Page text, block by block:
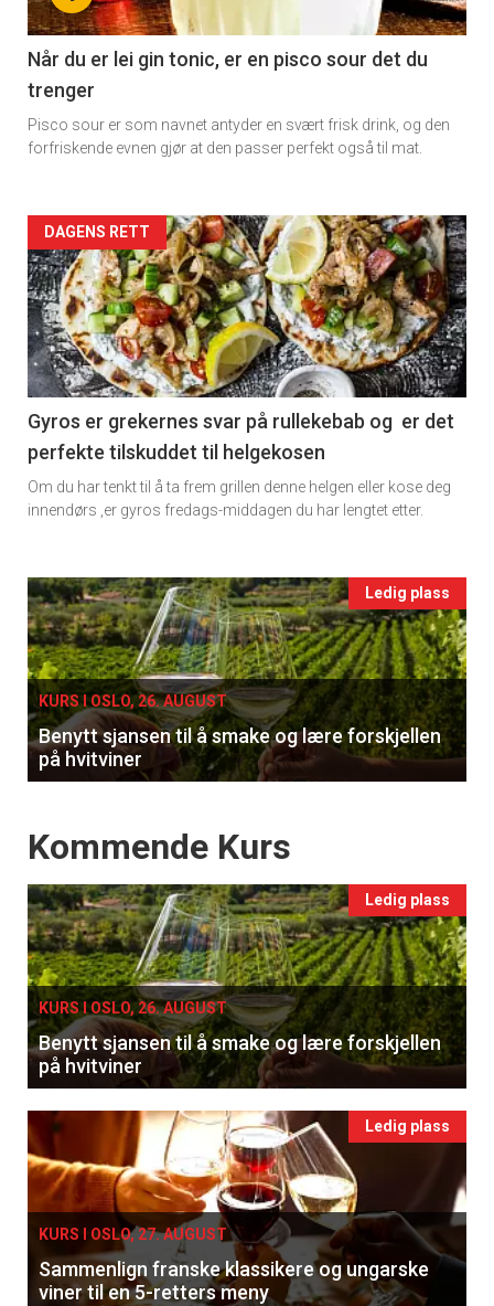
section
11
Dagens
rett
Når du er lei gin tonic, er en pisco sour det du
trenger
Pisco sour er som navnet antyder en svært frisk drink, og den
forfriskende evnen gjør at den passer perfekt også til mat.
Artikler
detail
-
section
11
Ukens
vin
DAGENS RETT
Gyros er grekernes svar på rullekebab og er det
perfekte tilskuddet til helgekosen
Om du har tenkt til å ta frem grillen denne helgen eller kose deg
innendørs ,er gyros fredags-middagen du har lengtet etter.
Events
single
Ledig plass
KURS I OSLO, 26. AUGUST
Benytt sjansen til å smake og lære forskjellen
på hvitviner
Events
Kommende Kurs
Ledig plass
KURS I OSLO, 26. AUGUST
Benytt sjansen til å smake og lære forskjellen
på hvitviner
Ledig plass
KURS I OSLO, 27. AUGUST
Sammenlign franske klassikere og ungarske
viner til en 5-retters meny